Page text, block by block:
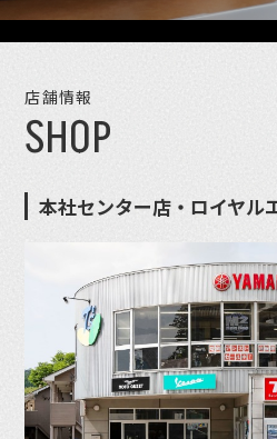
店舗情報
SHOP
本社センター店・ロイヤル